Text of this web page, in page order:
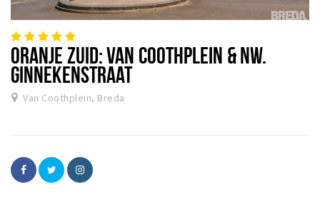
ORANJE ZUID: VAN COOTHPLEIN & NW.
GINNEKENSTRAAT
Van Coothplein, Breda